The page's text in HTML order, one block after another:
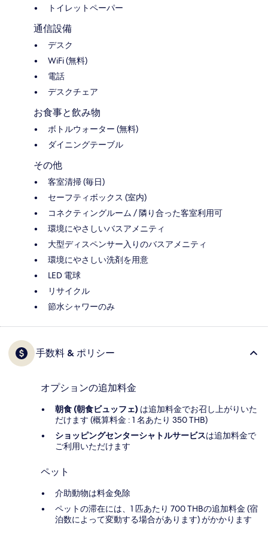
トイレットペーパー
通信設備
デスク
WiFi (無料)
電話
デスクチェア
お食事と飲み物
ボトルウォーター (無料)
ダイニングテーブル
その他
客室清掃 (毎日)
セーフティボックス (室内)
コネクティングルーム / 隣り合った客室利用可
環境にやさしいバスアメニティ
大型ディスペンサー入りのバスアメニティ
環境にやさしい洗剤を用意
LED 電球
リサイクル
節水シャワーのみ
手数料 & ポリシー
オプションの追加料金
朝食 (朝食ビュッフェ) は追加料金でお召し上がりいた
だけます (概算料金 : 1 名あたり 350 THB)
ショッピングセンターシャトルサービスは追加料金で
ご利用いただけます
ペット
介助動物は料金免除
ペットの滞在には、1 匹あたり 700 THBの追加料金 (宿
泊数によって変動する場合があります) がかかります